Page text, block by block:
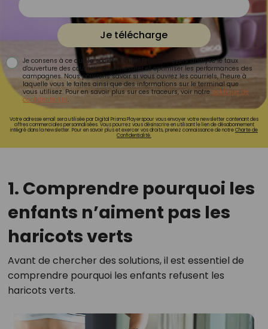
Je télécharge
Je consens à ce que la société Digital Prisma Players analyse le taux
d'ouverture des courriels pour mesurer et optimiser les performances des
campagnes. Nous pourrons savoir si vous ouvrez les courriels, l'heure à
laquelle vous le faites ainsi que des informations sur le terminal que
vous utilisez. Pour en savoir plus sur ces traceurs, voir notre politique de
confidentialité.
Votre adresse email sera utilisée par Digital Prisma Playerspour vous envoyer votre newsletter contenant des
offres commerciales personnalisées. Vous pourrez vous désinscrire en utilisant le lien de désabonnement
intégré dans la newsletter. Pour en savoir plus et exercer vos droits, prenez connaissance de notreCharte de
Confidentialité.
1. Comprendre pourquoi les
enfants n’aiment pas les
haricots verts
Avant de chercher des solutions, il est essentiel de
comprendre pourquoi les enfants refusent les
haricots verts.